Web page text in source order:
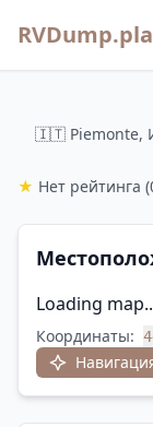
🇮🇹 Piemonte,
★ Нет рейтинга
Loading
Координаты: